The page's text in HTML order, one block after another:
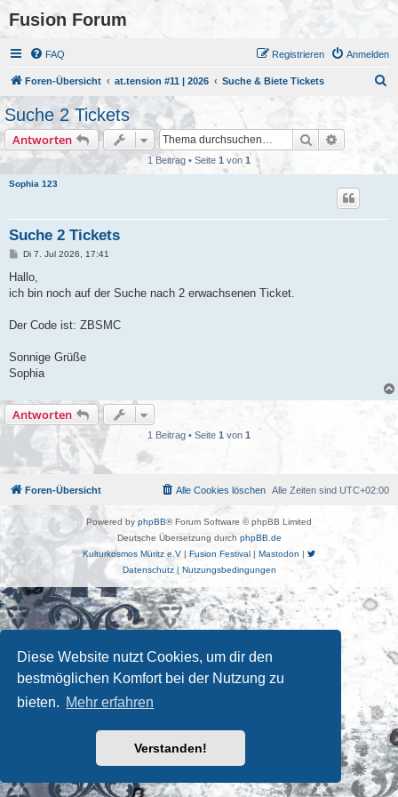
Diese Website nutzt Cookies, um dir den
bestmöglichen Komfort bei der Nutzung zu
bieten. Mehr erfahren
Verstanden!
Fusion Forum
FAQ Anmelden
Registrieren
Foren-Übersicht at.tension #11 | 2026 Suche & Biete Tickets
Suche 2 Tickets
Antworten Suche
1 Beitrag • Seite 1 von 1
Sophia 123
Suche 2 Tickets
B
i
r
Di 7. Jul 2026, 17:41
Hallo,
ich bin noch auf der Suche nach 2 erwachsenen Ticket.
Der Code ist: ZBSMC
Sonnige Grüße
Sophia
Antworten
1 Beitrag • Seite 1 von 1
Foren-Übersicht Alle Zeiten sind UTC+02:00
Alle Cookies löschen
Powered by phpBB® Forum Software © phpBB Limited
Deutsche Übersetzung durch phpBB.de
Kulturkosmos Müritz e.V | Fusion Festival | Mastodon |
Datenschutz| Nutzungsbedingungen